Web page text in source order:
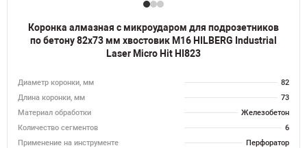
Коронка алмазная с микроударом для подрозетников
по бетону 82х73 мм хвостовик M16 HILBERG Industrial
Laser Micro Hit HI823
Диаметр коронки, мм
82
Длина коронки, мм
73
Материал обработки
Железобетон
Количество сегментов
6
Применение на инструменте
Перфоратор